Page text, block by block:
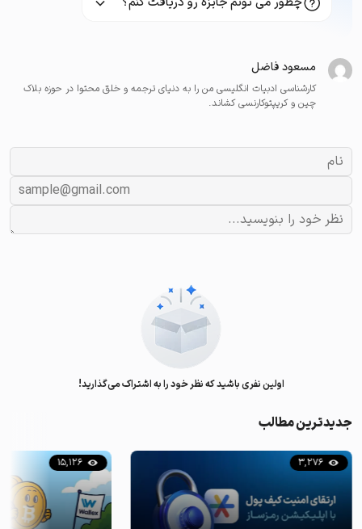
مسعود فاضل
کارشناسی ادبیات انگلیسی من را به دنیای ترجمه و خلق محتوا در حوزه بلاک
چین و کریپتوکارنسی کشاند.
اولین نفری باشید که نظر خود را به اشتراک می‌گذارید!
جدیدترین مطالب
3,276
15,126